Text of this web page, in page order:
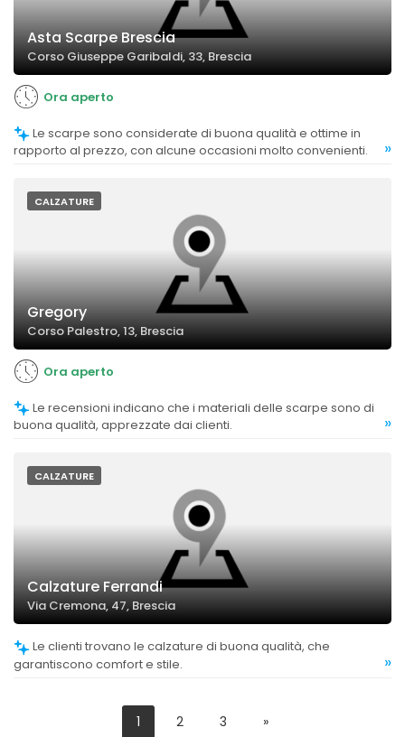
Asta Scarpe Brescia
Corso Giuseppe Garibaldi, 33, Brescia
Ora aperto
rapporto al prezzo, con alcune occasioni molto convenienti.
»
CALZATURE
Gregory
Corso Palestro, 13, Brescia
Ora aperto
buona qualità, apprezzate dai clienti.
»
CALZATURE
Calzature Ferrandi
Via Cremona, 47, Brescia
garantiscono comfort e stile.
»
1 2 3 »